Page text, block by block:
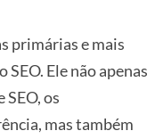
primárias e mais
Ele não apenas
os
mas também